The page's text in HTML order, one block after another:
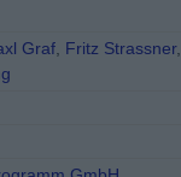
Graf, Fritz Strassner,